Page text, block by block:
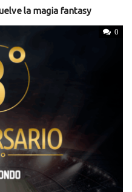
la magia fantasy
0